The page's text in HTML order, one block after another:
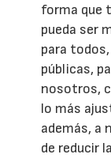
forma que
pueda ser
para
públicas,
nosotros,
lo más
además, a
de reducir